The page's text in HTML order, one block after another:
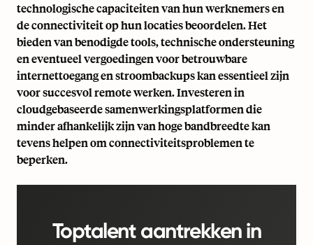
technologische capaciteiten van hun werknemers en
de connectiviteit op hun locaties beoordelen. Het
bieden van benodigde tools, technische ondersteuning
en eventueel vergoedingen voor betrouwbare
internettoegang en stroombackups kan essentieel zijn
voor succesvol remote werken. Investeren in
cloudgebaseerde samenwerkingsplatformen die
minder afhankelijk zijn van hoge bandbreedte kan
tevens helpen om connectiviteitsproblemen te
beperken.
Toptalent aantrekken in